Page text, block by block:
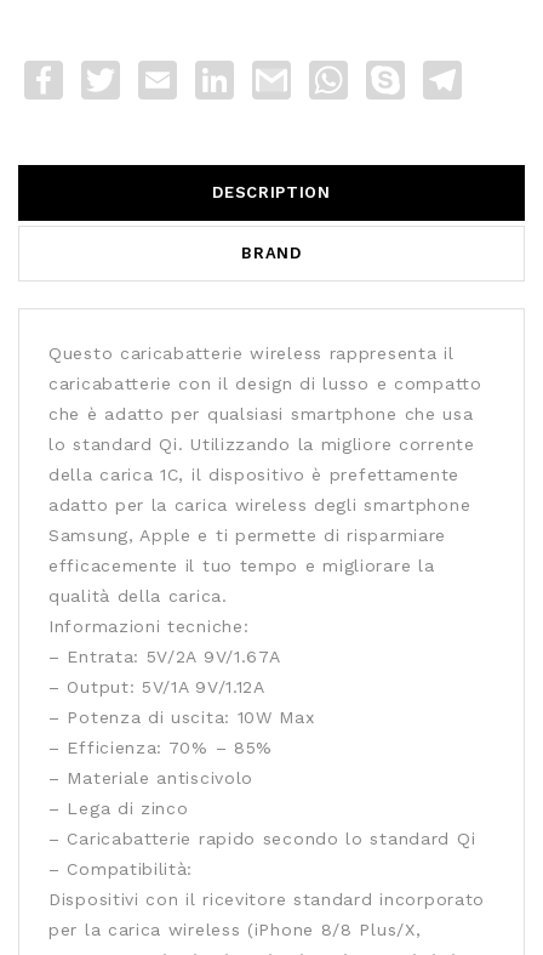
FacebookTwitter Email LinkedInGmail WhatsApp
Skype
DESCRIPTION
BRAND
Questo caricabatterie wireless rappresenta il
caricabatterie con il design di lusso e compatto
che è adatto per qualsiasi smartphone che usa
lo standard Qi. Utilizzando la migliore corrente
della carica 1C, il dispositivo è prefettamente
adatto per la carica wireless degli smartphone
Samsung, Apple e ti permette di risparmiare
efficacemente il tuo tempo e migliorare la
qualità della carica.
Informazioni tecniche:
– Entrata: 5V/2A 9V/1.67A
– Output: 5V/1A 9V/1.12A
– Potenza di uscita: 10W Max
– Efficienza: 70% – 85%
– Materiale antiscivolo
– Lega di zinco
– Caricabatterie rapido secondo lo standard Qi
– Compatibilità:
Dispositivi con il ricevitore standard incorporato
per la carica wireless (iPhone 8/8 Plus/X,